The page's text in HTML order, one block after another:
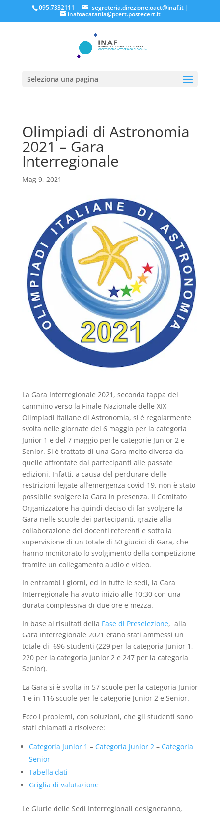
095.7332111 segreteria.direzione.oact@inaf.it|
inafoacatania@pcert.postecert.it
Seleziona una pagina
Olimpiadi di Astronomia
2021 – Gara
Interregionale
Mag 9, 2021
La Gara Interregionale 2021, seconda tappa del
cammino verso la Finale Nazionale delle XIX
Olimpiadi Italiane di Astronomia, si è regolarmente
svolta nelle giornate del 6 maggio per la categoria
Junior 1 e del 7 maggio per le categorie Junior 2 e
Senior. Si è trattato di una Gara molto diversa da
quelle affrontate dai partecipanti alle passate
edizioni. Infatti, a causa del perdurare delle
restrizioni legate all’emergenza covid-19, non è stato
possibile svolgere la Gara in presenza. Il Comitato
Organizzatore ha quindi deciso di far svolgere la
Gara nelle scuole dei partecipanti, grazie alla
collaborazione dei docenti referenti e sotto la
supervisione di un totale di 50 giudici di Gara, che
hanno monitorato lo svolgimento della competizione
tramite un collegamento audio e video.
In entrambi i giorni, ed in tutte le sedi, la Gara
Interregionale ha avuto inizio alle 10:30 con una
durata complessiva di due ore e mezza.
In base ai risultati della Fase di Preselezione, alla
Gara Interregionale 2021 erano stati ammessi un
totale di 696 studenti (229 per la categoria Junior 1,
220 per la categoria Junior 2 e 247 per la categoria
Senior).
La Gara si è svolta in 57 scuole per la categoria Junior
1 e in 116 scuole per le categorie Junior 2 e Senior.
Ecco i problemi, con soluzioni, che gli studenti sono
stati chiamati a risolvere:
Categoria Junior 1 – Categoria Junior 2– Categoria
Senior
Tabella dati
Griglia di valutazione
Le Giurie delle Sedi Interregionali designeranno,